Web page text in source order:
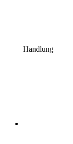
Handlung